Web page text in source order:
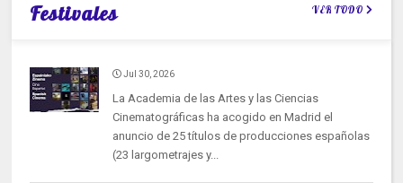
Festivales VER TODO
Jul 30, 2026
La Academia de las Artes y las Ciencias
Cinematográficas ha acogido en Madrid el
anuncio de 25 títulos de producciones españolas
(23 largometrajes y...